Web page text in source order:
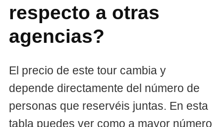
respecto a otras
agencias?
El precio de este tour cambia y
depende directamente del número de
personas que reservéis juntas. En esta
tabla puedes ver como a mayor número